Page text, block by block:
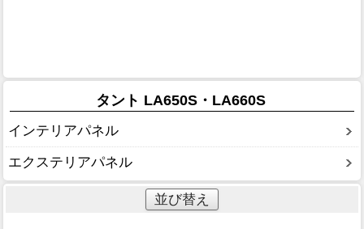
タント LA650S・LA660S
インテリアパネル
エクステリアパネル
並び替え